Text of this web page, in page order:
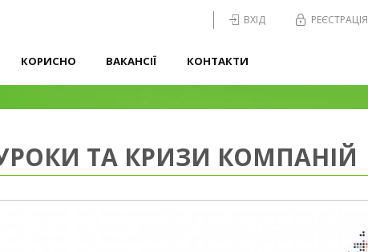
ВХІД РЕЄСТРАЦІЯ
КОРИСНО ВАКАНСІЇ КОНТАКТИ
УРОКИ ТА КРИЗИ КОМПАНІЙ